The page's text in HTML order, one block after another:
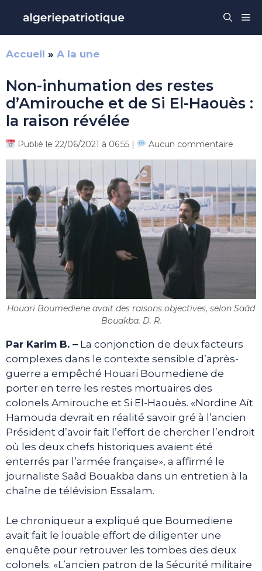
contenu
Accueil » A la une
Non-inhumation des restes
d’Amirouche et de Si El-Haouès :
la raison révélée
Publié le 22/06/2021 à 06:55 | Aucun commentaire
Houari Boumediene avait des raisons objectives, selon Saâd
Bouakba. D. R.
Par Karim B. – La conjonction de deux facteurs
complexes dans le contexte sensible d’après-
guerre a empêché Houari Boumediene de
porter en terre les restes mortuaires des
colonels Amirouche et Si El-Haouès. «Nordine Aït
Hamouda devrait en réalité savoir gré à l’ancien
Président d’avoir fait l’effort de chercher l’endroit
où les deux chefs historiques avaient été
enterrés par l’armée française», a affirmé le
journaliste Saâd Bouakba dans un entretien à la
chaîne de télévision Essalam.
Le chroniqueur a expliqué que Boumediene
avait fait le louable effort de diligenter une
enquête pour retrouver les tombes des deux
colonels. «L’ancien patron de la Sécurité militaire